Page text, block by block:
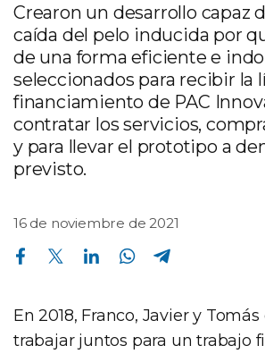
Crearon un desarrollo capaz
caída del pelo inducida por
de una forma eficiente e
seleccionados para recibir la
financiamiento de PAC
contratar los servicios,
y para llevar el prototipo a
previsto.
16 de noviembre de 2021
Compartir en Facebook Compartir en Twitter Compartir en Linkedin Compartir en Whatsapp
En 2018, Franco, Javier y
trabajar juntos para un trabajo